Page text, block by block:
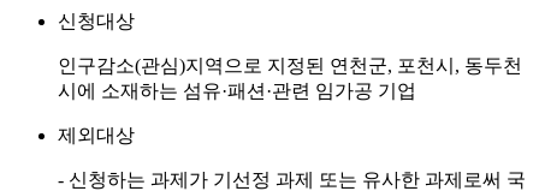
신청대상
인구감소(관심)지역으로 지정된 연천군, 포천시, 동두천
시에 소재하는 섬유·패션·관련 임가공 기업
제외대상
- 신청하는 과제가 기선정 과제 또는 유사한 과제로써 국